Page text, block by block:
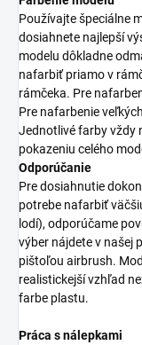
Používajte špeciálne
dosiahnete najlepší
modelu dôkladne
nafarbiť priamo v
rámčeka. Pre
Pre nafarbenie
Jednotlivé farby vždy
pokazeniu celého
Odporúčanie
Pre dosiahnutie
potrebe nafarbiť
lodí), odporúčame
výber nájdete v našej
pištoľou airbrush.
realistickejší vzhľad
farbe plastu.
Práca s nálepkami